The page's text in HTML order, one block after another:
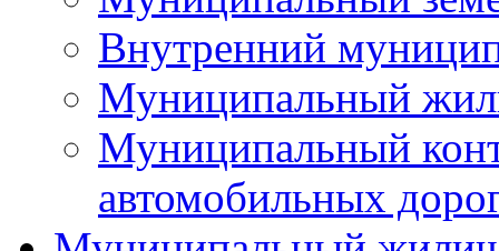
Внутренний
Муниципальный
Муниципальный
автомобильных